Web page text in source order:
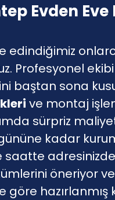
Evden
edindiğimiz
Profesyonel
baştan sona
ve montaj
sürpriz
kadar
öneriyor
hazırlanmış